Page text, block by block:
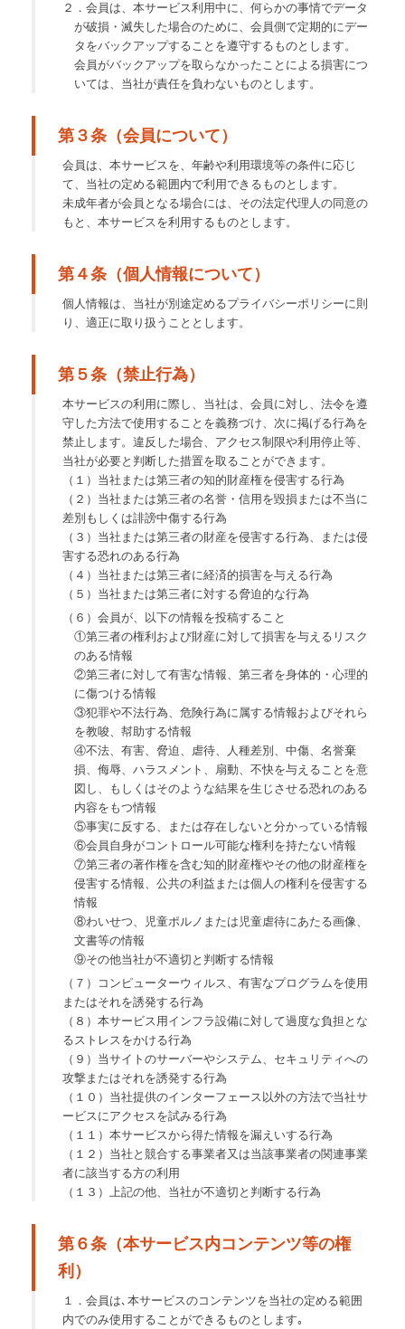
２．会員は、本サービス利用中に、何らかの事情でデータ
が破損・滅失した場合のために、会員側で定期的にデー
タをバックアップすることを遵守するものとします。
会員がバックアップを取らなかったことによる損害につ
いては、当社が責任を負わないものとします。
第３条（会員について）
会員は、本サービスを、年齢や利用環境等の条件に応じ
て、当社の定める範囲内で利用できるものとします。
未成年者が会員となる場合には、その法定代理人の同意の
もと、本サービスを利用するものとします。
第４条（個人情報について）
個人情報は、当社が別途定めるプライバシーポリシーに則
り、適正に取り扱うこととします。
第５条（禁止行為）
本サービスの利用に際し、当社は、会員に対し、法令を遵
守した方法で使用することを義務づけ、次に掲げる行為を
禁止します。違反した場合、アクセス制限や利用停止等、
当社が必要と判断した措置を取ることができます。
（１）当社または第三者の知的財産権を侵害する行為
（２）当社または第三者の名誉・信用を毀損または不当に
差別もしくは誹謗中傷する行為
（３）当社または第三者の財産を侵害する行為、または侵
害する恐れのある行為
（４）当社または第三者に経済的損害を与える行為
（５）当社または第三者に対する脅迫的な行為
（６）会員が、以下の情報を投稿すること
①第三者の権利および財産に対して損害を与えるリスク
のある情報
②第三者に対して有害な情報、第三者を身体的・心理的
に傷つける情報
③犯罪や不法行為、危険行為に属する情報およびそれら
を教唆、幇助する情報
④不法、有害、脅迫、虐待、人種差別、中傷、名誉棄
損、侮辱、ハラスメント、扇動、不快を与えることを意
図し、もしくはそのような結果を生じさせる恐れのある
内容をもつ情報
⑤事実に反する、または存在しないと分かっている情報
⑥会員自身がコントロール可能な権利を持たない情報
⑦第三者の著作権を含む知的財産権やその他の財産権を
侵害する情報、公共の利益または個人の権利を侵害する
情報
⑧わいせつ、児童ポルノまたは児童虐待にあたる画像、
文書等の情報
⑨その他当社が不適切と判断する情報
（７）コンピューターウィルス、有害なプログラムを使用
またはそれを誘発する行為
（８）本サービス用インフラ設備に対して過度な負担とな
るストレスをかける行為
（９）当サイトのサーバーやシステム、セキュリティへの
攻撃またはそれを誘発する行為
（１０）当社提供のインターフェース以外の方法で当社サ
ービスにアクセスを試みる行為
（１１）本サービスから得た情報を漏えいする行為
（１２）当社と競合する事業者又は当該事業者の関連事業
者に該当する方の利用
（１３）上記の他、当社が不適切と判断する行為
第６条（本サービス内コンテンツ等の権
利）
１．会員は､本サービスのコンテンツを当社の定める範囲
内でのみ使用することができるものとします｡